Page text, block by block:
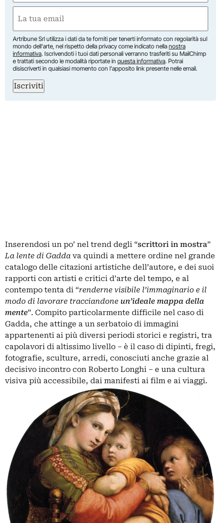
(Obbligatorio)
Artribune Srl utilizza i dati da te forniti per tenerti informato con regolarità sul
mondo dell'arte, nel rispetto della privacy come indicato nella nostra
informativa. Iscrivendoti i tuoi dati personali verranno trasferiti su MailChimp
e trattati secondo le modalità riportate in questa informativa. Potrai
disiscriverti in qualsiasi momento con l'apposito link presente nelle email.
Iscriviti
Inserendosi un po’ nel trend degli “scrittori in mostra”
La lente di Gadda va quindi a mettere ordine nel grande
catalogo delle citazioni artistiche dell’autore, e dei suoi
rapporti con artisti e critici d’arte del tempo, e al
contempo tenta di “renderne visibile l’immaginario e il
modo di lavorare tracciandone un’ideale mappa della
mente”. Compito particolarmente difficile nel caso di
Gadda, che attinge a un serbatoio di immagini
appartenenti ai più diversi periodi storici e registri, tra
capolavori di altissimo livello – è il caso di dipinti, fregi,
fotografie, sculture, arredi, conosciuti anche grazie al
decisivo incontro con Roberto Longhi – e una cultura
visiva più accessibile, dai manifesti ai film e ai viaggi.